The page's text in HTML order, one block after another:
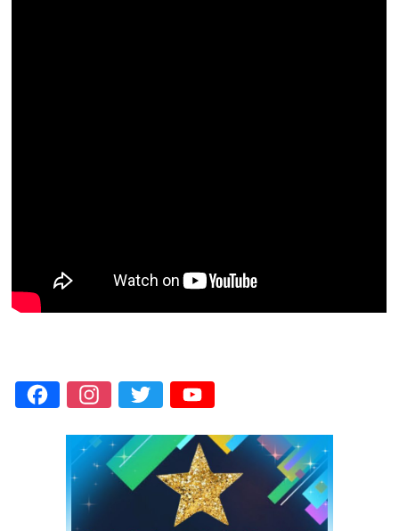
Facebook
Instagram
Twitter